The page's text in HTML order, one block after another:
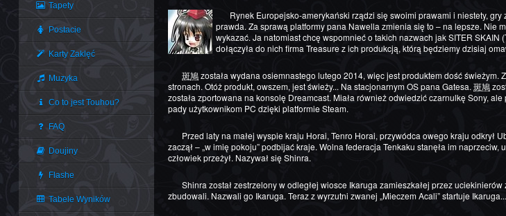
Tapety
Postacie
Karty Zaklęć
Muzyka
Co to jest Touhou?
FAQ
Doujiny
Flashe
Tabele Wyników
Rynek Europejsko-amerykański rządzi się swoimi prawami i niestety, gry z gatunku danmaku nie mają – z racji gatunku – prawa bytu. Czy aby na pewno tak jest? To nie do końca
prawda. Za sprawą platformy pana Nawella zmienia się to – na lepsze. Nie
wykazać. Ja natomiast chcę wspomnieć o takich nazwach jak SITER
dołączyła do nich firma Treasure z ich produkcją, którą będziemy dzisiaj
斑鳩została wydana osiemnastego lutego 2014, więc jest produktem dość świeżym.
stronach. Otóż produkt, owszem, jest świeży... Na stacjonarnym OS pana Gatesa. 斑鳩
została zportowana na konsolę Dreamcast. Miała również odwiedzić czarnulkę Sony,
pady użytkownikom PC dzięki platformie Steam.
Przed laty na małej wyspie kraju Horai, Tenro Horai, przywódca owego kraju odkrył Ubusunagami Okinokai – moc bogów. Dzięki tej mocy kraj określił się „Boskimi Istotami” i jako „Wybrani”
zaczął – „w imię pokoju” podbijać kraje. Wolna federacja Tenkaku stanęła im
człowiek przeżył. Nazywał się Shinra.
Shinra został zestrzelony w odległej wiosce Ikaruga zamieszkałej przez uciekinierów z terenów podbitych przez Horai. Gdy Shinra wyzdrowiał, miejscowi powierzyli mu samolot, który sami
zbudowali. Nazwali go Ikaruga. Teraz z wyrzutni zwanej „Mieczem Acali” startuje Ikaruga...